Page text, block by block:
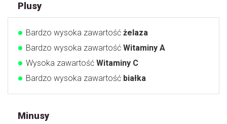
Plusy
Bardzo wysoka zawartość żelaza
Bardzo wysoka zawartość Witaminy A
Wysoka zawartość Witaminy C
Bardzo wysoka zawartość białka
Minusy